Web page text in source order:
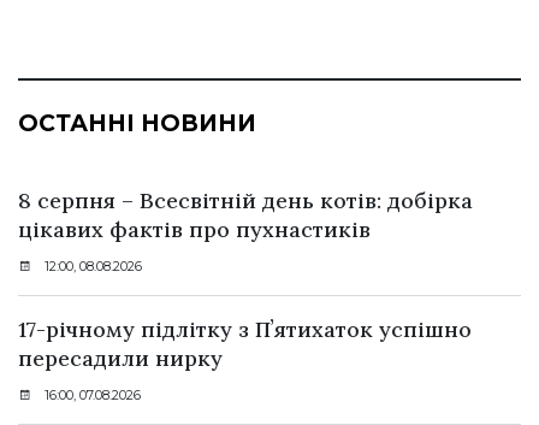
ОСТАННІ НОВИНИ
8 серпня – Всесвітній день котів: добірка
цікавих фактів про пухнастиків
12:00, 08.08.2026
17-річному підлітку з Пʼятихаток успішно
пересадили нирку
16:00, 07.08.2026